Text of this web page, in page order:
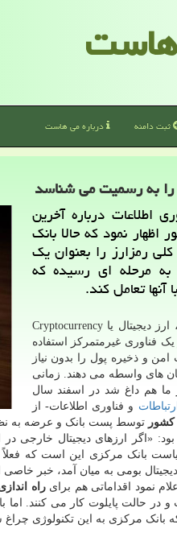
ثبت دامنه درباره می هاست
را به رسمیت می شناسد
اطلاعات درباره آخرین
نمود که حالا بانک
رمزارز را بعنوان یک
مرحله ای رسیده که
تعامل کند.
به نقل از ایسنا، ارز دیجیتال یا Cryptocurrency
فناوری غیرمتمرکز استفاده
و ذخیره پول را بدون نیاز
های واسطه می دهند. زمانی
ما هم داغ شد در اسفند سال
ارتباطات و فناوری اطلاعات- از
کشور توسط پست بانک و عرضه به
«اگر ارزهای دیجیتال خارجی در
بانک مرکزی این است که
بومی به میان آمد، خبر خاصی
نمود اقداماتی هم برایراه
و در حالت پایلوت کار می کنند.
بانک مرکزی به این تکنولوژی